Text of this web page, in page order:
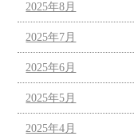
2025年8月
2025年7月
2025年6月
2025年5月
2025年4月